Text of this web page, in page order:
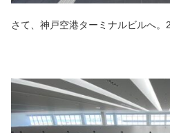
さて、神戸空港ターミナルビルへ。